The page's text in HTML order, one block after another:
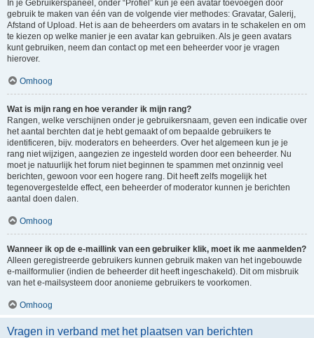
In je Gebruikerspaneel, onder “Profiel” kun je een avatar toevoegen door
gebruik te maken van één van de volgende vier methodes: Gravatar, Galerij,
Afstand of Upload. Het is aan de beheerders om avatars in te schakelen en om
te kiezen op welke manier je een avatar kan gebruiken. Als je geen avatars
kunt gebruiken, neem dan contact op met een beheerder voor je vragen
hierover.
Omhoog
Wat is mijn rang en hoe verander ik mijn rang?
Rangen, welke verschijnen onder je gebruikersnaam, geven een indicatie over
het aantal berchten dat je hebt gemaakt of om bepaalde gebruikers te
identificeren, bijv. moderators en beheerders. Over het algemeen kun je je
rang niet wijzigen, aangezien ze ingesteld worden door een beheerder. Nu
moet je natuurlijk het forum niet beginnen te spammen met onzinnig veel
berichten, gewoon voor een hogere rang. Dit heeft zelfs mogelijk het
tegenovergestelde effect, een beheerder of moderator kunnen je berichten
aantal doen dalen.
Omhoog
Wanneer ik op de e-maillink van een gebruiker klik, moet ik me aanmelden?
Alleen geregistreerde gebruikers kunnen gebruik maken van het ingebouwde
e-mailformulier (indien de beheerder dit heeft ingeschakeld). Dit om misbruik
van het e-mailsysteem door anonieme gebruikers te voorkomen.
Omhoog
Vragen in verband met het plaatsen van berichten